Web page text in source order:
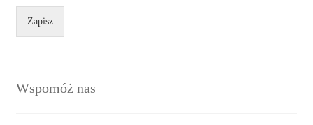
Zapisz
Wspomóż nas